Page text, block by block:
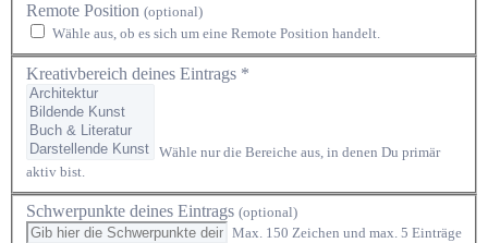
Remote Position (optional)
Wähle aus, ob es sich um eine Remote Position handelt.
Kreativbereich deines Eintrags *
Wähle nur die Bereiche aus, in denen Du primär
aktiv bist.
Schwerpunkte deines Eintrags (optional)
Max. 150 Zeichen und max. 5 Einträge